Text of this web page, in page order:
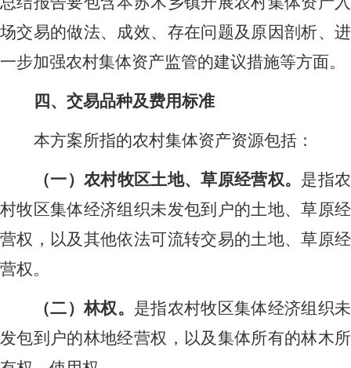
场交易的做法、成效、存在问题及原因剖析、进
一步加强农村集体资产监管的建议措施等方面。
四、交易品种及费用标准
本方案所指的农村集体资产资源包括：
（一）农村牧区土地、草原经营权。 是指农
村牧区集体经济组织未发包到户的土地、草原经
营权，以及其他依法可流转交易的土地、草原经
营权。
（二）林权。 是指农村牧区集体经济组织未
发包到户的林地经营权，以及集体所有的林木所